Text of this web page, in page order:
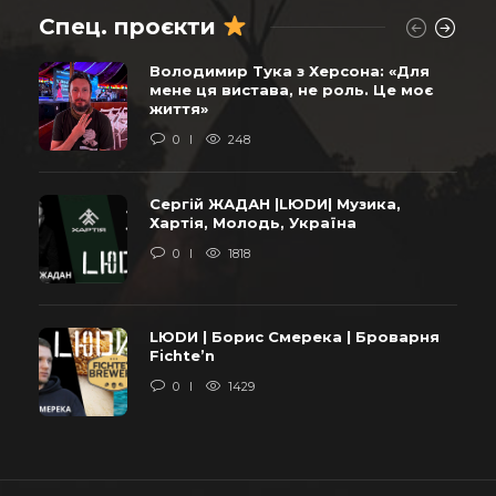
Спец. проєкти
Володимир Тука з Херсона: «Для
мене ця вистава, не роль. Це моє
життя»
0 248
Сергій ЖАДАН |LЮDИ| Музика,
Хартія, Молодь, Україна
0 1818
LЮDИ | Борис Смерека | Броварня
Fichte’n
0 1429